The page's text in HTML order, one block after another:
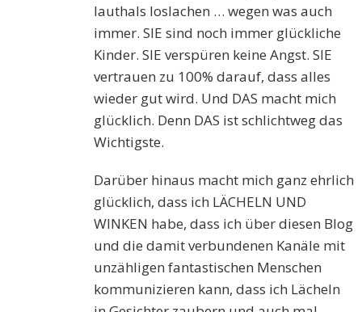
lauthals loslachen … wegen was auch
immer. SIE sind noch immer glückliche
Kinder. SIE verspüren keine Angst. SIE
vertrauen zu 100% darauf, dass alles
wieder gut wird. Und DAS macht mich
glücklich. Denn DAS ist schlichtweg das
Wichtigste.
Darüber hinaus macht mich ganz ehrlich
glücklich, dass ich LÄCHELN UND
WINKEN habe, dass ich über diesen Blog
und die damit verbundenen Kanäle mit
unzähligen fantastischen Menschen
kommunizieren kann, dass ich Lächeln